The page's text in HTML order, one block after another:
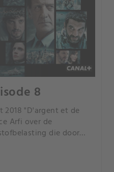
8
2018 "D'argent et de
Arfi over de
die door